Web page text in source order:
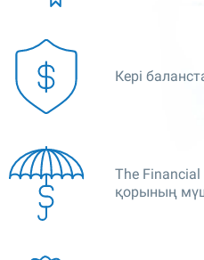
Кері
The
қорының